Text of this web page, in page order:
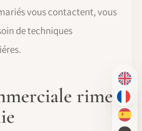
EN
FR
ES
vous contactent, vous
de techniques
rime